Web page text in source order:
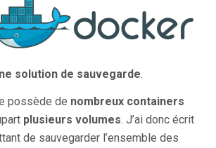
solution de sauvegarde.
possède de nombreux containers
plusieurs volumes. J’ai donc écrit
de sauvegarder l’ensemble des